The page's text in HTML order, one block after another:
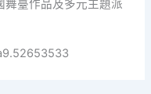
舞臺作品及多元主題派